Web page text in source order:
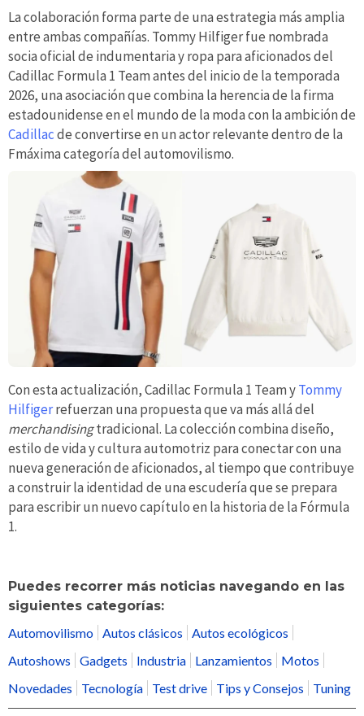
La colaboración forma parte de una estrategia más amplia
entre ambas compañías. Tommy Hilfiger fue nombrada
socia oficial de indumentaria y ropa para aficionados del
Cadillac Formula 1 Team antes del inicio de la temporada
2026, una asociación que combina la herencia de la firma
estadounidense en el mundo de la moda con la ambición de
Cadillacde convertirse en un actor relevante dentro de la
Fmáxima categoría del automovilismo.
Con esta actualización, Cadillac Formula 1 Team yTommy
Hilfigerrefuerzan una propuesta que va más allá del
merchandisingtradicional. La colección combina diseño,
estilo de vida y cultura automotriz para conectar con una
nueva generación de aficionados, al tiempo que contribuye
a construir la identidad de una escudería que se prepara
para escribir un nuevo capítulo en la historia de la Fórmula
1.
Puedes recorrer más noticias navegando en las
siguientes categorías:
Automovilismo Autos clásicos
Autos ecológicos
Autoshows
Gadgets Industria Lanzamientos
Motos
Novedades
Tecnología Test drive Tips y Consejos Tuning